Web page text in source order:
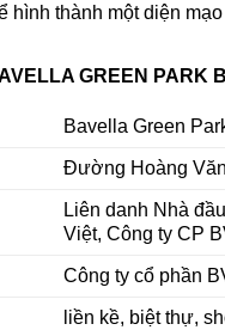
hình thành một diện
GREEN PARK
Bavella Green
Đường Hoàng
Liên danh Nhà
Việt, Công ty CP
Công ty cổ phần
liền kề, biệt thự,